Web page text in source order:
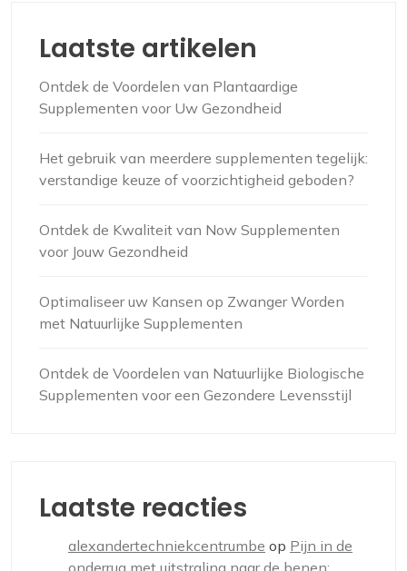
Laatste artikelen
Ontdek de Voordelen van Plantaardige
Supplementen voor Uw Gezondheid
Het gebruik van meerdere supplementen tegelijk:
verstandige keuze of voorzichtigheid geboden?
Ontdek de Kwaliteit van Now Supplementen
voor Jouw Gezondheid
Optimaliseer uw Kansen op Zwanger Worden
met Natuurlijke Supplementen
Ontdek de Voordelen van Natuurlijke Biologische
Supplementen voor een Gezondere Levensstijl
Laatste reacties
alexandertechniekcentrumbe op Pijn in de
onderrug met uitstraling naar de benen: